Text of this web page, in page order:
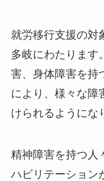
就労移行支援の対
多岐にわたります
害、身体障害を持
により、様々な障
けられるようにな
精神障害を持つ人
ハビリテーション